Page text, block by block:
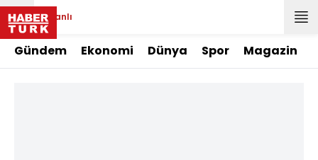
Canlı
Gündem Ekonomi Dünya Spor Magazin